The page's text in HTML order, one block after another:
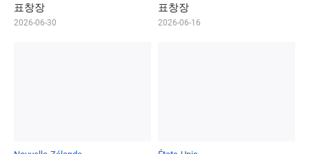
표창장
2026-06-30
표창장
2026-06-16